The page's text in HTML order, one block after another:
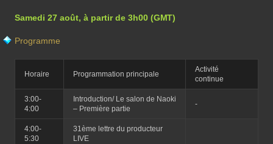
Samedi 27 août, à partir de 3h00 (GMT)
Programme
Horaire Programmation principale
Activité
continue
3:00-
4:00
Introduction/ Le salon de Naoki
– Première partie
‐
4:00-
5:30
31ème lettre du producteur
LIVE